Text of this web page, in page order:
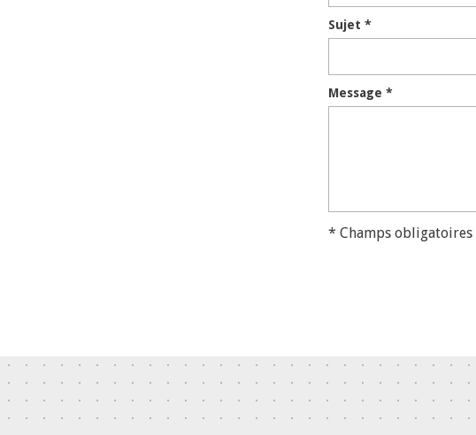
Sujet *
Message *
* Champs obligatoires